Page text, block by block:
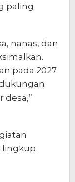
paling
nanas, dan
pada 2027
desa,”
lingkup